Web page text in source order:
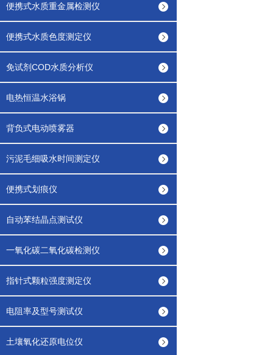
便携式水质重金属检测仪
便携式水质色度测定仪
免试剂COD水质分析仪
电热恒温水浴锅
背负式电动喷雾器
污泥毛细吸水时间测定仪
便携式划痕仪
自动苯结晶点测试仪
一氧化碳二氧化碳检测仪
指针式颗粒强度测定仪
电阻率及型号测试仪
土壤氧化还原电位仪